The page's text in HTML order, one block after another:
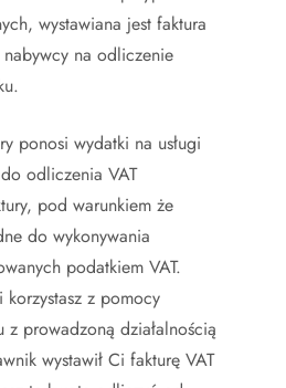
wystawiana jest faktura
na odliczenie
ponosi wydatki na usługi
odliczenia VAT
pod warunkiem że
do wykonywania
podatkiem VAT.
z pomocy
z prowadzoną działalnością
wystawił Ci fakturę VAT